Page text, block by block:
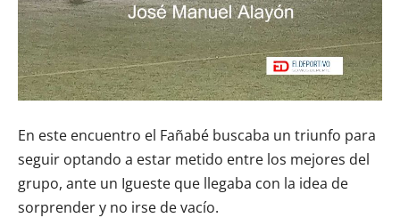
En este encuentro el Fañabé buscaba un triunfo para
seguir optando a estar metido entre los mejores del
grupo, ante un Igueste que llegaba con la idea de
sorprender y no irse de vacío.